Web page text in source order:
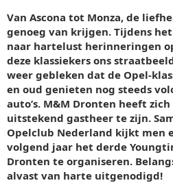
Van Ascona tot Monza, de
genoeg van krijgen. Tijdens
naar hartelust herinneringen
deze klassiekers ons
weer gebleken dat de Opel-
en oud genieten nog steeds
auto’s. M&M Dronten heeft
uitstekend gastheer te zijn.
Opelclub Nederland kijkt men
volgend jaar het derde
Dronten te organiseren.
alvast van harte uitgenodigd!